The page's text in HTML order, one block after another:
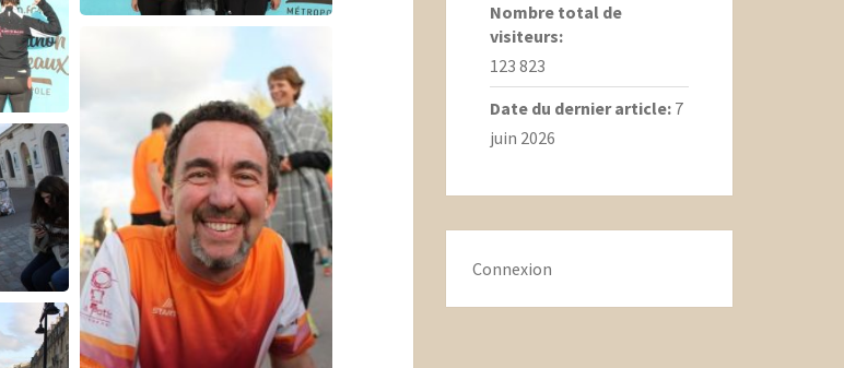
Nombre total de
visiteurs:
123 823
Date du dernier article: 7
juin 2026
Connexion